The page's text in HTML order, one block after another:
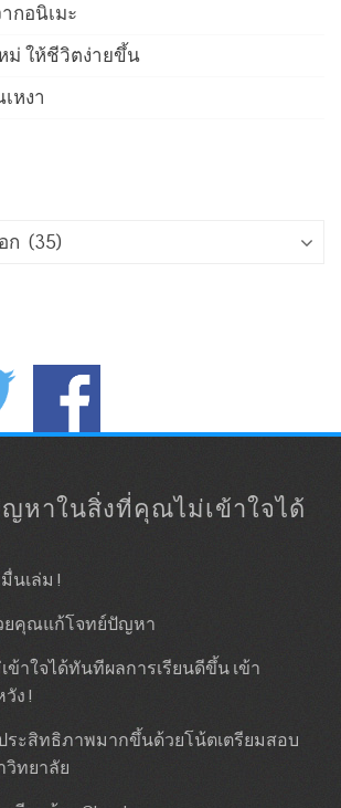
กอนิเมะ
ม่ ให้ชีวิตง่ายขึ้น
หงา
ปัญหาในสิ่งที่คุณไม่เข้าใจได้
นเล่ม !
ยคุณแก้โจทย์ปัญหา
ข้าใจได้ทันทีผลการเรียนดีขึ้น เข้า
ง !
ระสิทธิภาพมากขึ้นด้วยโน้ตเตรียมสอบ
ทยาลัย